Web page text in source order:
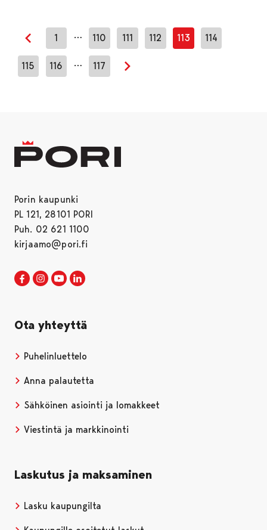
Edellinen sivu
1 … 110 111 112 113 114
115 116 … 117
Seuraava sivu
Porin kaupunki
PL 121, 28101 PORI
Puh. 02 621 1100
kirjaamo@pori.fi
Porin kaupunki Facebookissa
Avautuu uudessa välilehdessä
Porin kaupunki Instagramissa
Avautuu uudessa välilehdessä
Porin kaupunki Youtubessa
Avautuu uudessa välilehdessä
Ota yhteyttä
Puhelinluettelo
Anna palautetta
Sähköinen asiointi ja lomakkeet
Viestintä ja markkinointi
Laskutus ja maksaminen
Lasku kaupungilta